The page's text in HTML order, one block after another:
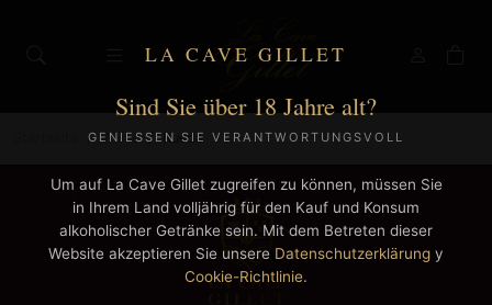
LA CAVE GILLET
Sind Sie über 18 Jahre alt?
GENIESSEN SIE VERANTWORTUNGSVOLL
Um auf La Cave Gillet zugreifen zu können, müssen Sie
in Ihrem Land volljährig für den Kauf und Konsum
alkoholischer Getränke sein. Mit dem Betreten dieser
Website akzeptieren Sie unsere Datenschutzerklärung y
Cookie-Richtlinie.
Weine Rueda